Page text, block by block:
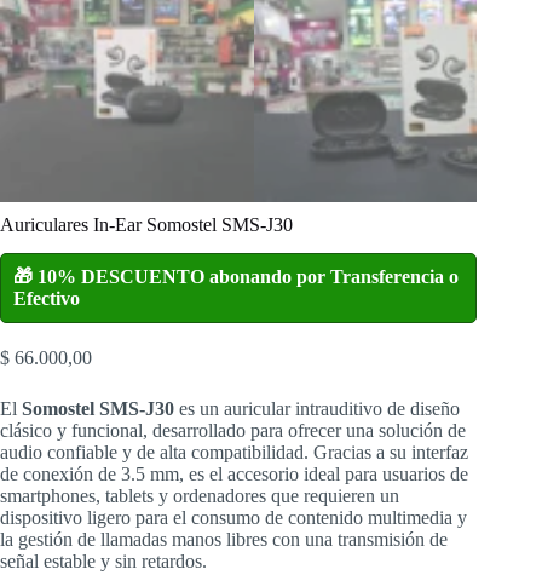
Auriculares In-Ear Somostel SMS-J30
🎁 10% DESCUENTO abonando por Transferencia o
Efectivo
$ 66.000,00
El Somostel SMS-J30 es un auricular intrauditivo de diseño
clásico y funcional, desarrollado para ofrecer una solución de
audio confiable y de alta compatibilidad. Gracias a su interfaz
de conexión de 3.5 mm, es el accesorio ideal para usuarios de
smartphones, tablets y ordenadores que requieren un
dispositivo ligero para el consumo de contenido multimedia y
la gestión de llamadas manos libres con una transmisión de
señal estable y sin retardos.